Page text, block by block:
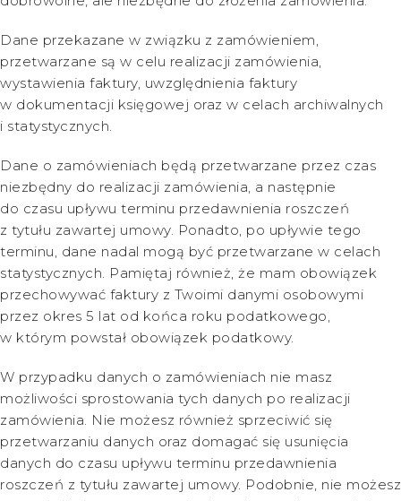
Dane przekazane w związku z zamówieniem,
przetwarzane są w celu realizacji zamówienia,
wystawienia faktury, uwzględnienia faktury
w dokumentacji księgowej oraz w celach archiwalnych
i statystycznych.
Dane o zamówieniach będą przetwarzane przez czas
niezbędny do realizacji zamówienia, a następnie
do czasu upływu terminu przedawnienia roszczeń
z tytułu zawartej umowy. Ponadto, po upływie tego
terminu, dane nadal mogą być przetwarzane w celach
statystycznych. Pamiętaj również, że mam obowiązek
przechowywać faktury z Twoimi danymi osobowymi
przez okres 5 lat od końca roku podatkowego,
w którym powstał obowiązek podatkowy.
W przypadku danych o zamówieniach nie masz
możliwości sprostowania tych danych po realizacji
zamówienia. Nie możesz również sprzeciwić się
przetwarzaniu danych oraz domagać się usunięcia
danych do czasu upływu terminu przedawnienia
roszczeń z tytułu zawartej umowy. Podobnie, nie możesz